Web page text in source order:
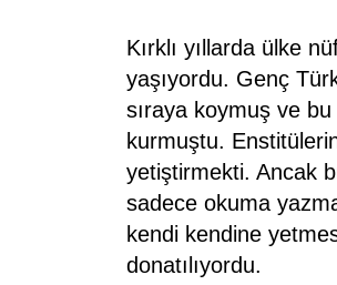
Kırklı yıllarda ülke
yaşıyordu. Genç
sıraya koymuş ve
kurmuştu.
yetiştirmekti. Ancak
sadece okuma
kendi kendine
donatılıyordu.